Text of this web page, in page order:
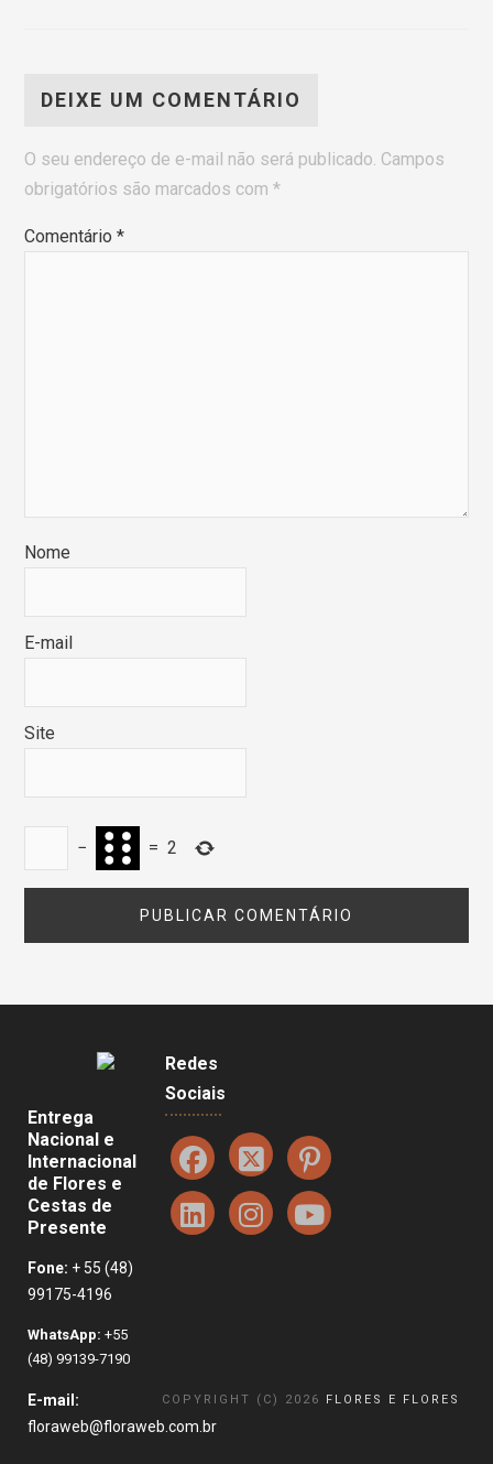
DEIXE UM COMENTÁRIO
O seu endereço de e-mail não será publicado. Campos
obrigatórios são marcados com*
Comentário*
Nome
E-mail
Site
− = 2
Entrega
Nacional e
Internacional
de Flores e
Cestas de
Presente
Fone: + 55 (48)
99175-4196
WhatsApp: +55
(48) 99139-7190
E-mail:
floraweb@floraweb.com.br
Redes
Sociais
COPYRIGHT (C) 2026 FLORES E FLORES